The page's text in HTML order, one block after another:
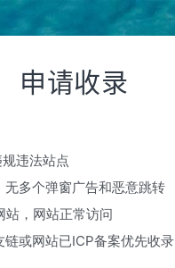
申请收录
违法站点
无多个弹窗广告和恶意跳转
站，网站正常访问
链或网站已ICP备案优先收录